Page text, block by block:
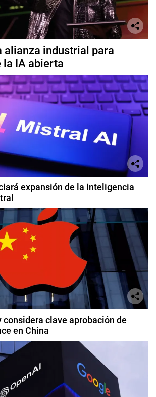
alianza industrial para
la IA abierta
expansión de la inteligencia
considera clave aprobación de
en China